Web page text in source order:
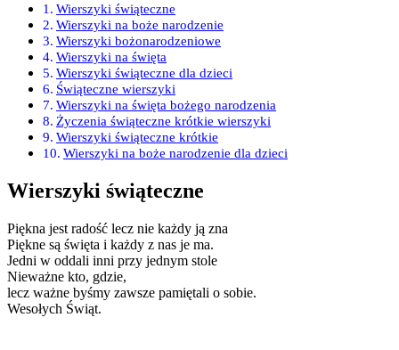
Wierszyki świąteczne
Wierszyki na boże narodzenie
Wierszyki bożonarodzeniowe
Wierszyki na święta
Wierszyki świąteczne dla dzieci
Świąteczne wierszyki
Wierszyki na święta bożego narodzenia
Życzenia świąteczne krótkie wierszyki
Wierszyki świąteczne krótkie
Wierszyki na boże narodzenie dla dzieci
Wierszyki świąteczne
Piękna jest radość lecz nie każdy ją zna
Piękne są święta i każdy z nas je ma.
Jedni w oddali inni przy jednym stole
Nieważne kto, gdzie,
lecz ważne byśmy zawsze pamiętali o sobie.
Wesołych Świąt.